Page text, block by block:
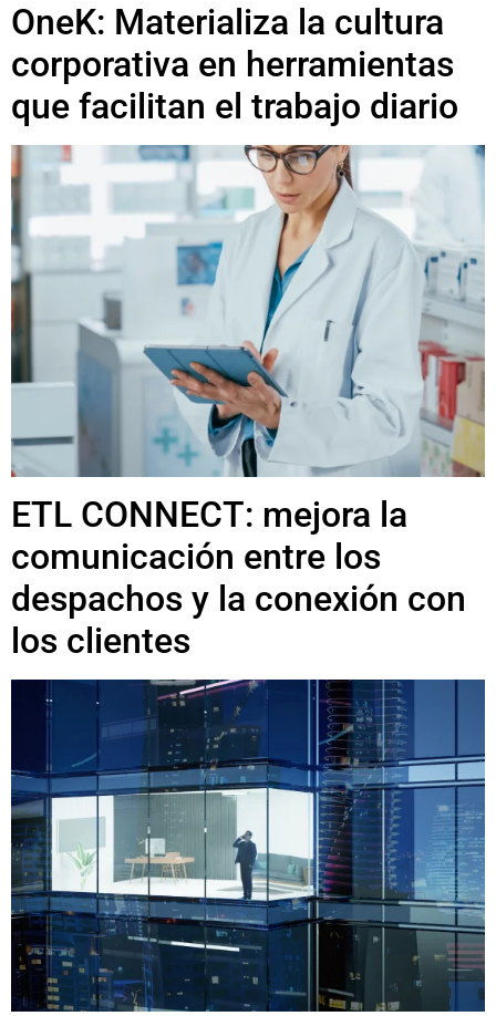
OneK: Materializa la cultura
corporativa en herramientas
que facilitan el trabajo diario
ETL CONNECT: mejora la
comunicación entre los
despachos y la conexión con
los clientes